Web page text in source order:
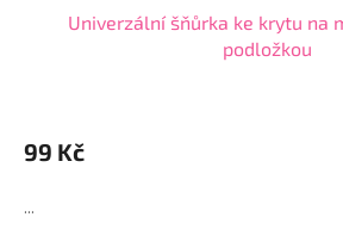
Univerzální šňůrka ke krytu na
podložkou
99 Kč
...